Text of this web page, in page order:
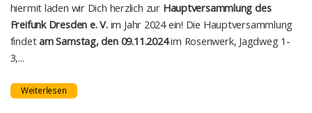
hiermit laden wir Dich herzlich zur Hauptversammlung des
Freifunk Dresden e. V.im Jahr 2024 ein! Die Hauptversammlung
findetam Samstag, den 09.11.2024im Rosenwerk, Jagdweg 1-
3,...
Weiterlesen